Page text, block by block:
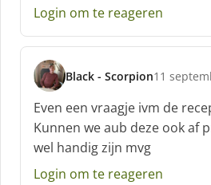
:Login om te reageren
Black - Scorpion
s
c
h
r
e
e
11
Even een vraagje ivm de
Kunnen we aub deze ook af
wel handig zijn mvg
Login om te reageren